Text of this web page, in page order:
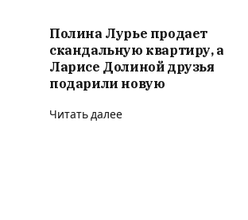
Полина Лурье продает
скандальную квартиру, а
Ларисе Долиной друзья
подарили новую
Читать далее